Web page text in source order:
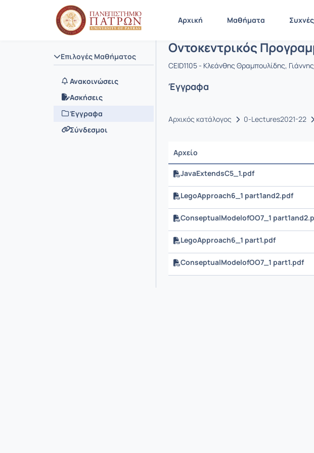
Αρχική Μαθήματα
Επιλογές Μαθήματος
Ανακοινώσεις
Ασκήσεις
Έγγραφα
Σύνδεσμοι
Αρχική Σελίδα Οντοκεντρικός
Μάθημα : Οντοκεντρικός
Κωδικός : CEID1105
Οντοκεντρικός
CEID1105 - Κλεάνθης Θραμπουλίδης,
Έγγραφα
Αρχικός κατάλογος 0-Lectures2021-22
Αρχείο
JavaExtendsC5_1.pdf
LegoApproach6_1 part1and2.pdf
ConseptualModelofOO7_1
LegoApproach6_1 part1.pdf
ConseptualModelofOO7_1 part1.pdf